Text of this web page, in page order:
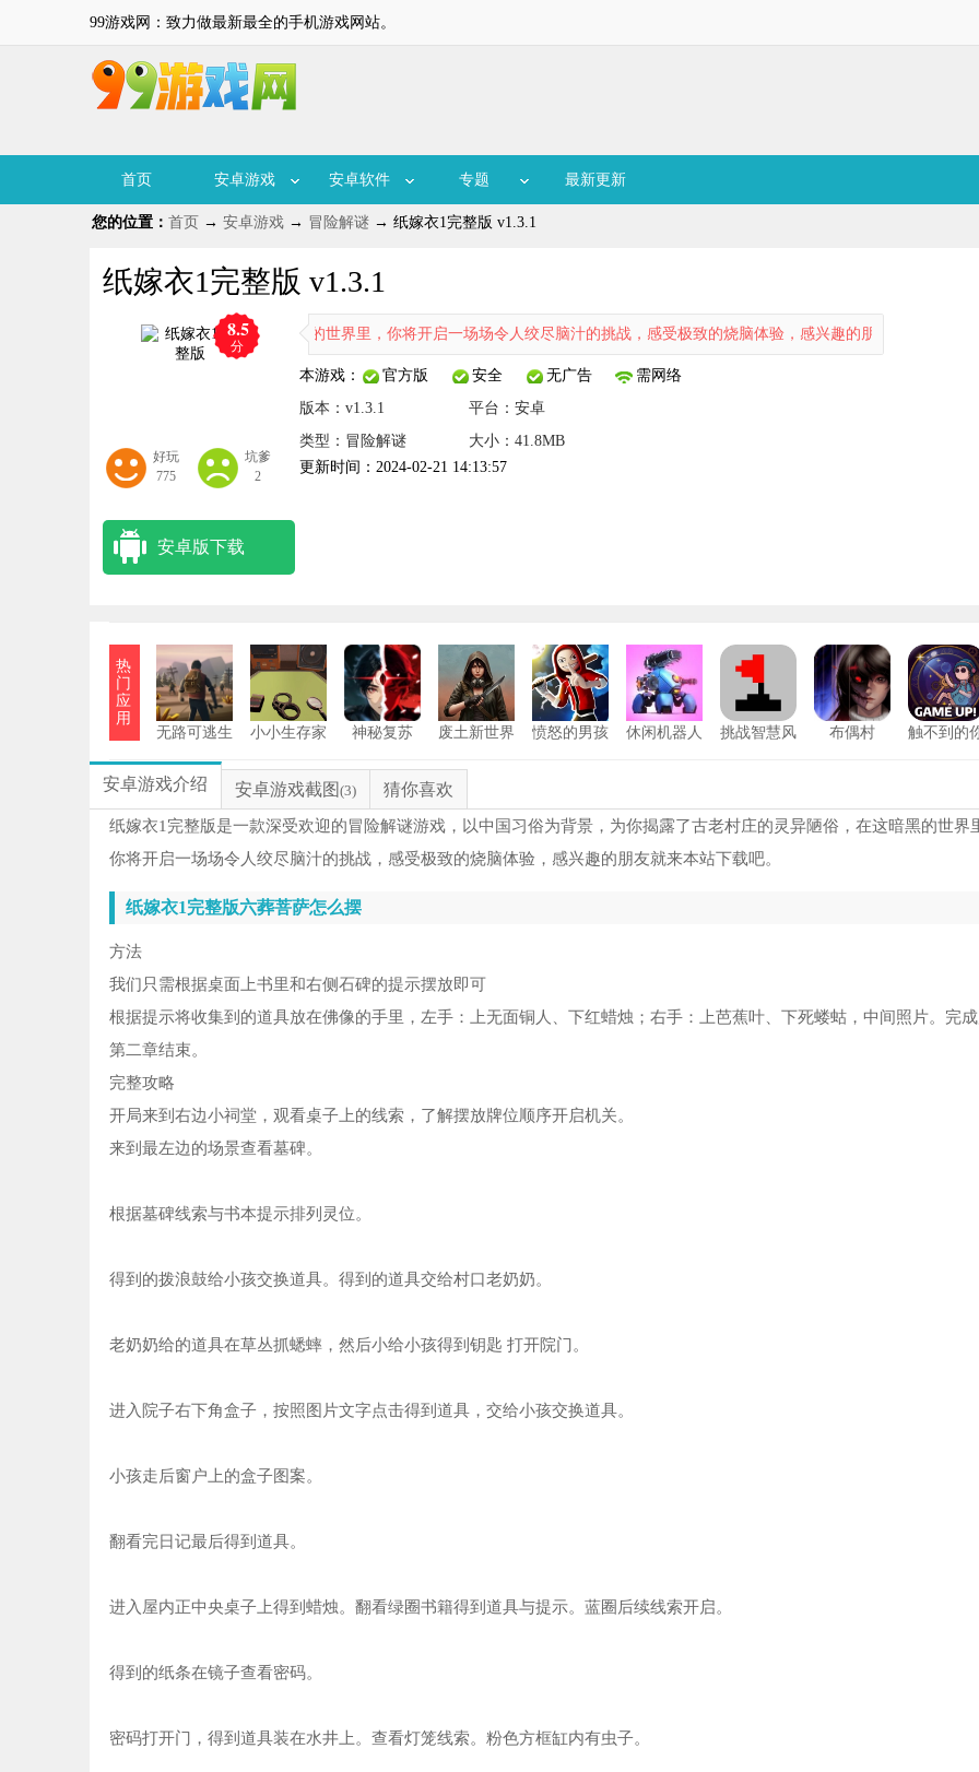
99游戏网：致力做最新最全的手机游戏网站。
首页 安卓游戏 安卓软件 专题 最新更新
您的位置： 首页 → 安卓游戏 → 冒险解谜 → 纸嫁衣1完整版 v1.3.1
纸嫁衣1完整版 v1.3.1
8.5
分
好玩
775
坑爹
2
露了古老村庄的灵异陋俗，在这暗黑的世界里，你将开启一场场令人绞尽脑汁的挑战，感受极致的烧脑体验，感兴趣的朋友就来本站下载吧。
本游戏： 官方版 安全 无广告
需网络
版本：v1.3.1
平台： 安卓
类型：冒险解谜
大小：41.8MB
更新时间：2024-02-21 14:13:57
安卓版下载
热
门
应
用
无路可逃生
小小生存家
神秘复苏
废土新世界
愤怒的男孩
休闲机器人
挑战智慧风
布偶村
触不到的
安卓游戏介绍 安卓游戏截图 (3) 猜你喜欢
纸嫁衣1完整版是一款深受欢迎的冒险解谜游戏，以中国习俗为背景，为你揭露了古老村庄的灵异陋俗，在这暗黑的世界
你将开启一场场令人绞尽脑汁的挑战，感受极致的烧脑体验，感兴趣的朋友就来本站下载吧。
纸嫁衣1完整版六葬菩萨怎么摆
方法
我们只需根据桌面上书里和右侧石碑的提示摆放即可
根据提示将收集到的道具放在佛像的手里，左手：上无面铜人、下红蜡烛；右手：上芭蕉叶、下死蝼蛄，中间照片。完
第二章结束。
完整攻略
开局来到右边小祠堂，观看桌子上的线索，了解摆放牌位顺序开启机关。
来到最左边的场景查看墓碑。
根据墓碑线索与书本提示排列灵位。
得到的拨浪鼓给小孩交换道具。得到的道具交给村口老奶奶。
老奶奶给的道具在草丛抓蟋蟀，然后小给小孩得到钥匙 打开院门。
进入院子右下角盒子，按照图片文字点击得到道具，交给小孩交换道具。
小孩走后窗户上的盒子图案。
翻看完日记最后得到道具。
进入屋内正中央桌子上得到蜡烛。翻看绿圈书籍得到道具与提示。蓝圈后续线索开启。
得到的纸条在镜子查看密码。
密码打开门，得到道具装在水井上。查看灯笼线索。粉色方框缸内有虫子。
2 恐怖老奶奶重制版 7066
3 SlenderMan安卓版 9897
5 阿凡达世界手机版
12 疯狂奶奶一家五口中文版
13